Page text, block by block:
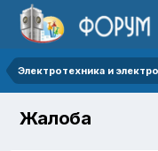
Жалоба